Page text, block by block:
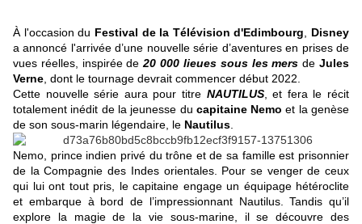
À l'occasion du Festival de la Télévision d'Edimbourg
Disney
a annoncé l'arrivée d’une nouvelle série d’aventures en prises de
vues réelles, inspirée de20 000 lieues sous les mers de Jules
Verne , dont le tournage devrait commencer début 2022.
Cette nouvelle série aura pour titre NAUTILUS, et fera le récit
totalement inédit de la jeunesse du capitaine Nemo et la genèse
de son sous-marin légendaire, le Nautilus
Nemo, prince indien privé du trône et de sa famille est prisonnier
de la Compagnie des Indes orientales. Pour se venger de ceux
qui lui ont tout pris, le capitaine engage un équipage hétéroclite
et embarque à bord de l’impressionnant Nautilus. Tandis qu’il
explore la magie de la vie sous-marine, il se découvre des